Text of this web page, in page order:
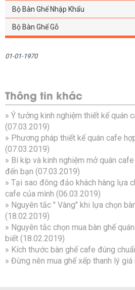
Bộ Bàn Ghế Nhập Khẩu
Bộ Bàn Ghế Gỗ
01-01-1970
Thông tin khác
» Ý tưởng kinh nghiệm thiết kế quán
(07.03.2019)
» Phương pháp thiết kế quán cafe
(07.03.2019)
» Bí kíp và kinh nghiệm mở quán
đến bạn (07.03.2019)
» Tại sao đông đảo khách hàng lựa
cafe của mình (06.03.2019)
» Nguyên tắc " Vàng" khi lựa chọn
(18.02.2019)
» Nguyên tắc chọn mua bàn ghế
biết (18.02.2019)
» Kích thước bàn ghế cafe đúng
» Đừng nên mua ghế xếp thanh lý giá